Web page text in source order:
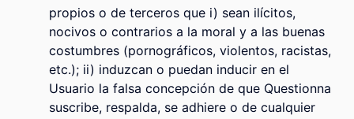
propios o de terceros que i) sean ilícitos,
nocivos o contrarios a la moral y a las buenas
costumbres (pornográficos, violentos, racistas,
etc.); ii) induzcan o puedan inducir en el
Usuario la falsa concepción de que Questionna
suscribe, respalda, se adhiere o de cualquier